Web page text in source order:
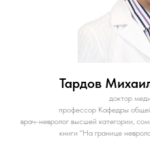
Тардов
доктор
профессор Кафедры
врач-невролог высшей категории,
книги "На границе